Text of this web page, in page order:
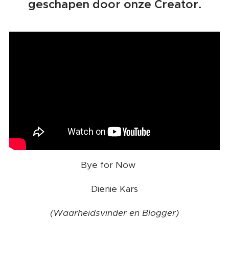
geschapen door onze Creator.
Bye for Now ❤️
Dienie Kars
(Waarheidsvinder en Blogger)